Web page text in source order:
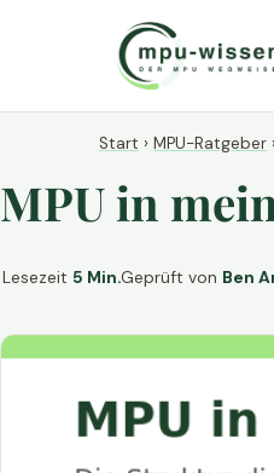
Start › MPU-Ratgeber ›
MPU in
Lesezeit 5 Min.Geprüft von Ben